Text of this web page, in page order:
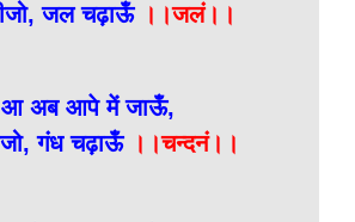
जल चढ़ाऊँ।।जलं।।
आ अब आपे में जाऊँ,
गंध चढ़ाऊँ ।।चन्दनं।।